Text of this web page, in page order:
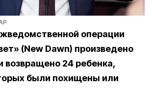
операции
(New Dawn) произведено
возвращено 24 ребенка,
были похищены или